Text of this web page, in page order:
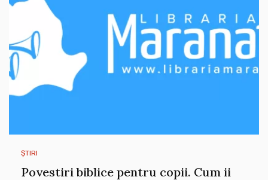
ȘTIRI
Povestiri biblice pentru copii. Cum ii